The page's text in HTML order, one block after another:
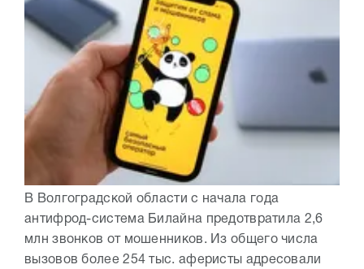
В Волгоградской области с начала года
антифрод-система Билайна предотвратила 2,6
млн звонков от мошенников. Из общего числа
вызовов более 254 тыс. аферисты адресовали